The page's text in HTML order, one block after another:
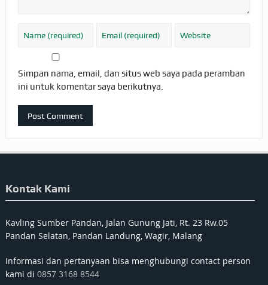
Simpan nama, email, dan situs web saya pada peramban
ini untuk komentar saya berikutnya.
Kontak Kami
Kavling Sumber Pandan, Jalan Gunung Jati, Rt. 23 Rw.05
Pandan Selatan, Pandan Landung, Wagir, Malang
Informasi dan pertanyaan bisa menghubungi contact person
kami di 0857 3168 8544